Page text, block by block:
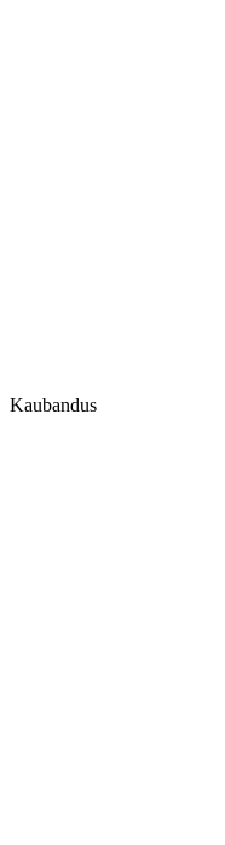
Kaubandus